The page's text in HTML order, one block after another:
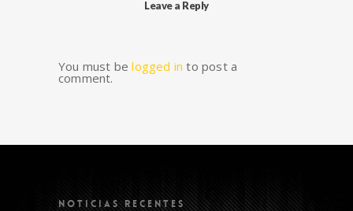
Leave a Reply
You must belogged in to post a
comment.
NOTICIAS RECENTES